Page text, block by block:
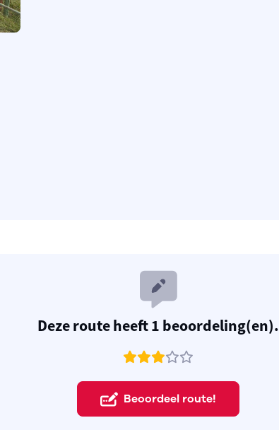
Deze route heeft 1 beoordeling(en).
Beoordeel route!